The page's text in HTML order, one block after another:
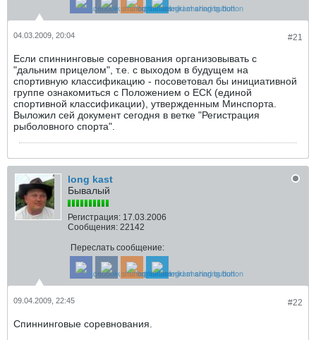
#21
04.03.2009, 20:04
Если спиннинговые соревнования организовывать с
"дальним прицелом", т.е. с выходом в будущем на
спортивную классификацию - посоветовал бы инициативной
группе ознакомиться с Положением о ЕСК (единой
спортивной классификации), утвержденным Минспорта.
Выложил сей документ сегодня в ветке "Регистрация
рыболовного спорта".
long kast
Бывалый
Регистрация: 17.03.2006
Сообщения: 22142
Переслать сообщение:
#22
09.04.2009, 22:45
Спиннинговые соревнования.